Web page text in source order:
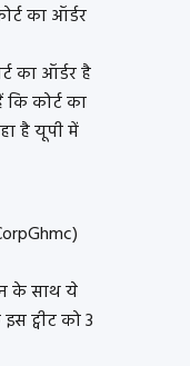
का ऑर्डर
का ऑर्डर है
कोर्ट का
है यूपी में
के साथ ये
ट्वीट को 3